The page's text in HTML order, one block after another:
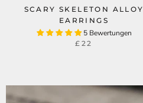
SCARY SKELETON ALLOY
EARRINGS
5 Bewertungen
£22